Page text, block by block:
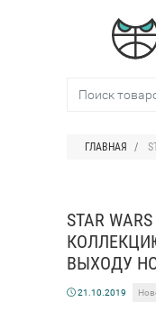
ГЛАВНАЯ
STAR
ВЫХОДУ
21.10.2019